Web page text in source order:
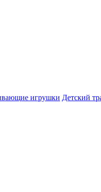
игрушки Детский